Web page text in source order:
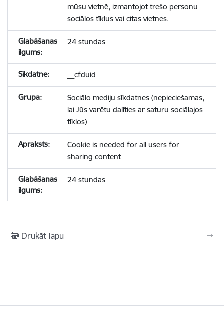
mūsu vietnē, izmantojot trešo personu
sociālos tīklus vai citas vietnes.
24 stundas
__cfduid
Sociālo mediju sīkdatnes (nepieciešamas,
lai Jūs varētu dalīties ar saturu sociālajos
tīklos)
Cookie is needed for all users for
sharing content
24 stundas
Drukāt lapu